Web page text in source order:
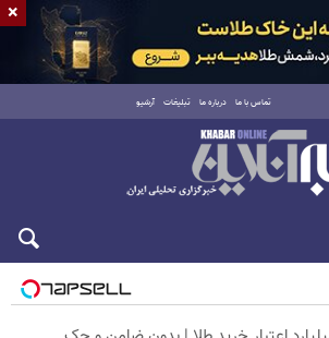
تماس با ما درباره ما تبلیغات آرشیو
جمعه ۱۶ مرداد ۱۴۰۵
×